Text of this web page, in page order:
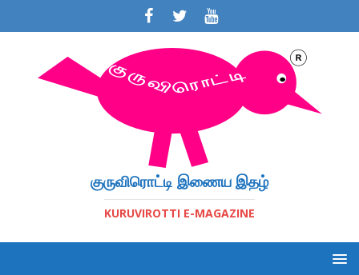
குருவிரொட்டி இணைய இதழ்
KURUVIROTTI E-MAGAZINE